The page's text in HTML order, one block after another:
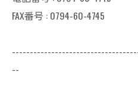
FAX番号 : 0794-60-4745
--